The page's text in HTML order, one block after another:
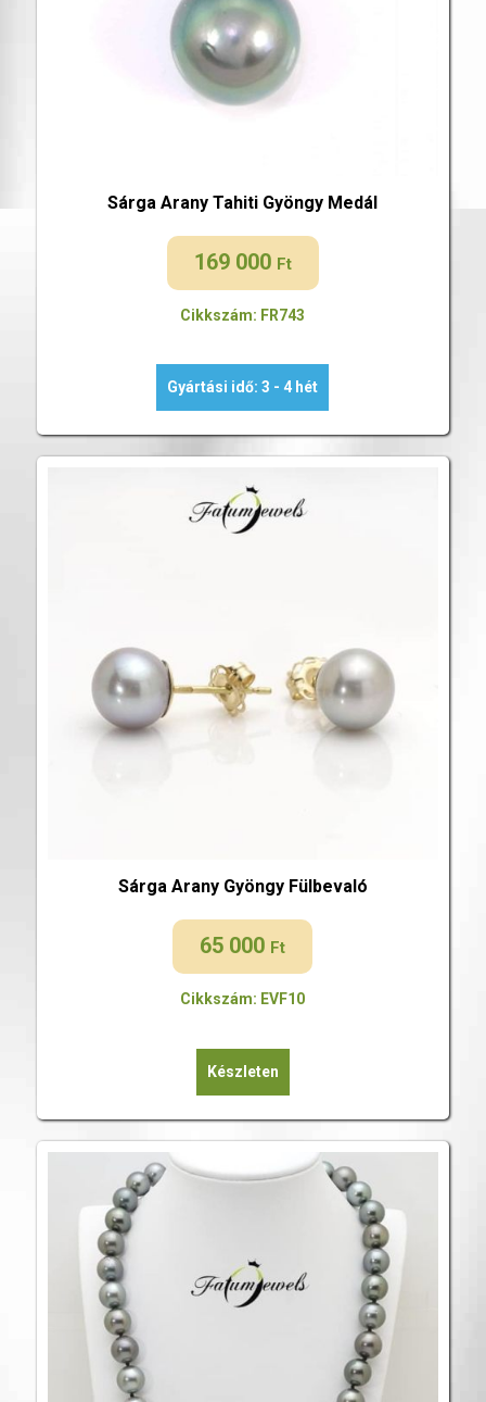
Sárga Arany Tahiti Gyöngy Medál
169 000 Ft
Cikkszám: FR743
Gyártási idő: 3 - 4 hét
Sárga Arany Gyöngy Fülbevaló
65 000 Ft
Cikkszám: EVF10
Készleten